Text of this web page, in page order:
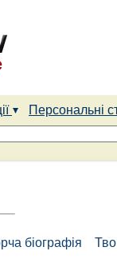
Персональні
біографія